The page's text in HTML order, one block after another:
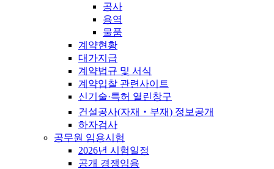
공사
용역
물품
계약현황
대가지급
계약법규 및 서식
계약입찰 관련사이트
신기술·특허 열린창구
건설공사(자재‧부재) 정보공개
하자검사
공무원 임용시험
2026년 시험일정
공개 경쟁임용